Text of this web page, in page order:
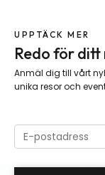
UPPTÄCK MER
Redo för
Anmäl dig till vårt
unika resor och
Please
leave